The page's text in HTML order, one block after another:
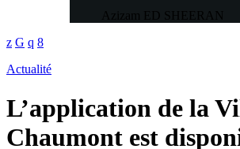
Azizam
ED SHEERAN
Actualité
L’application de la
Chaumont est